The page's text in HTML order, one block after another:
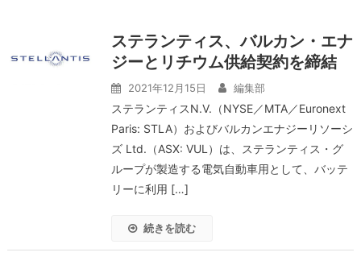
ステランティス、バルカン・エナ
ジーとリチウム供給契約を締結
2021年12月15日 編集部
ステランティスN.V.（NYSE／MTA／Euronext
Paris: STLA）およびバルカンエナジーリソーシ
ズ Ltd.（ASX: VUL）は、ステランティス・グ
ループが製造する電気⾃動⾞⽤として、バッテ
リーに利⽤ […]
続きを読む